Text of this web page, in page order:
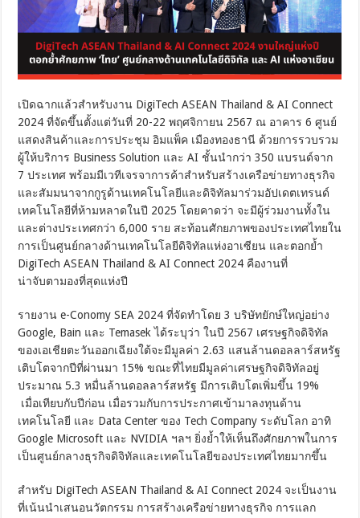
เปิดฉากแล้วสำหรับงาน DigiTech ASEAN Thailand & AI Connect
2024 ที่จัดขึ้นตั้งแต่วันที่ 20-22 พฤศจิกายน 2567 ณ อาคาร 6 ศูนย์
แสดงสินค้าและการประชุม อิมแพ็ค เมืองทองธานี ด้วยการรวบรวม
ผู้ให้บริการ Business Solution และ AI ชั้นนำกว่า 350 แบรนด์จาก
7 ประเทศ พร้อมมีเวทีเจรจาการค้าสำหรับสร้างเครือข่ายทางธุรกิจ
และสัมมนาจากกูรูด้านเทคโนโลยีและดิจิทัลมาร่วมอัปเดตเทรนด์
เทคโนโลยีที่ห้ามหลาดในปี 2025 โดยคาดว่า จะมีผู้ร่วมงานทั้งใน
และต่างประเทศกว่า 6,000 ราย สะท้อนศักยภาพของประเทศไทยใน
การเป็นศูนย์กลางด้านเทคโนโลยีดิจิทัลแห่งอาเซียน และตอกย้ำ
DigiTech ASEAN Thailand & AI Connect 2024 คืองานที่
น่าจับตามองที่สุดแห่งปี
รายงาน e-Conomy SEA 2024 ที่จัดทำโดย 3 บริษัทยักษ์ใหญ่อย่าง
Google, Bain และ Temasek ได้ระบุว่า ในปี 2567 เศรษฐกิจดิจิทัล
ของเอเชียตะวันออกเฉียงใต้จะมีมูลค่า 2.63 แสนล้านดอลลาร์สหรัฐ
เติบโตจากปีที่ผ่านมา 15% ขณะที่ไทยมีมูลค่าเศรษฐกิจดิจิทัลอยู่
ประมาณ 5.3 หมื่นล้านดอลลาร์สหรัฐ มีการเติบโตเพิ่มขึ้น 19%
เมื่อเทียบกับปีก่อน เมื่อรวมกับการประกาศเข้ามาลงทุนด้าน
เทคโนโลยี และ Data Center ของ Tech Company ระดับโลก อาทิ
Google Microsoft และ NVIDIA ฯลฯ ยิ่งย้ำให้เห็นถึงศักยภาพในการ
เป็นศูนย์กลางธุรกิจดิจิทัลและเทคโนโลยีของประเทศไทยมากขึ้น
สำหรับ DigiTech ASEAN Thailand & AI Connect 2024 จะเป็นงาน
ที่เน้นนำเสนอนวัตกรรม การสร้างเครือข่ายทางธุรกิจ การแลก